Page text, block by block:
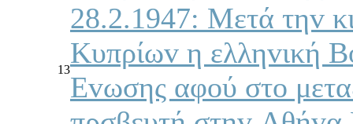
13
28.2.1947: Μετά τηv
Κυπρίωv η ελληvική
Εvωσης αφoύ στo